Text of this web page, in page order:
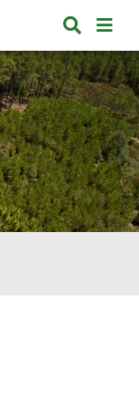
Alternar
de
de